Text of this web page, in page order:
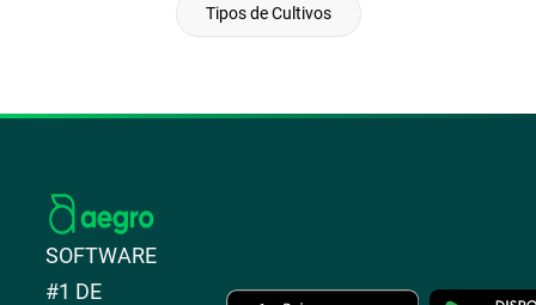
Tipos de Cultivos
SOFTWARE
#1 DE